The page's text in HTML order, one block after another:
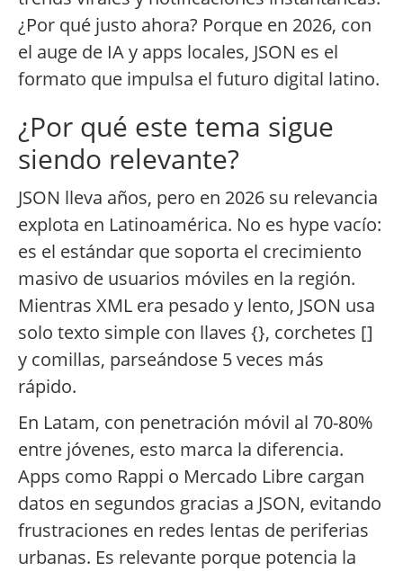
¿Por qué justo ahora? Porque en 2026, con
el auge de IA y apps locales, JSON es el
formato que impulsa el futuro digital latino.
¿Por qué este tema sigue
siendo relevante?
JSON lleva años, pero en 2026 su relevancia
explota en Latinoamérica. No es hype vacío:
es el estándar que soporta el crecimiento
masivo de usuarios móviles en la región.
Mientras XML era pesado y lento, JSON usa
solo texto simple con llaves {}, corchetes []
y comillas, parseándose 5 veces más
rápido.
En Latam, con penetración móvil al 70-80%
entre jóvenes, esto marca la diferencia.
Apps como Rappi o Mercado Libre cargan
datos en segundos gracias a JSON, evitando
frustraciones en redes lentas de periferias
urbanas. Es relevante porque potencia la